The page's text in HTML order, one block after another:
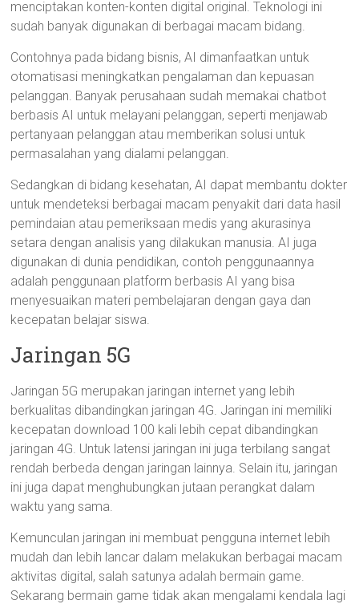
menciptakan konten-konten digital original. Teknologi ini
sudah banyak digunakan di berbagai macam bidang.
Contohnya pada bidang bisnis, AI dimanfaatkan untuk
otomatisasi meningkatkan pengalaman dan kepuasan
pelanggan. Banyak perusahaan sudah memakai chatbot
berbasis AI untuk melayani pelanggan, seperti menjawab
pertanyaan pelanggan atau memberikan solusi untuk
permasalahan yang dialami pelanggan.
Sedangkan di bidang kesehatan, AI dapat membantu dokter
untuk mendeteksi berbagai macam penyakit dari data hasil
pemindaian atau pemeriksaan medis yang akurasinya
setara dengan analisis yang dilakukan manusia. AI juga
digunakan di dunia pendidikan, contoh penggunaannya
adalah penggunaan platform berbasis AI yang bisa
menyesuaikan materi pembelajaran dengan gaya dan
kecepatan belajar siswa.
Jaringan 5G
Jaringan 5G merupakan jaringan internet yang lebih
berkualitas dibandingkan jaringan 4G. Jaringan ini memiliki
kecepatan download 100 kali lebih cepat dibandingkan
jaringan 4G. Untuk latensi jaringan ini juga terbilang sangat
rendah berbeda dengan jaringan lainnya. Selain itu, jaringan
ini juga dapat menghubungkan jutaan perangkat dalam
waktu yang sama.
Kemunculan jaringan ini membuat pengguna internet lebih
mudah dan lebih lancar dalam melakukan berbagai macam
aktivitas digital, salah satunya adalah bermain game.
Sekarang bermain game tidak akan mengalami kendala lagi